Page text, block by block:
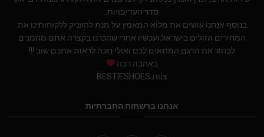
סדר העדיפויות.
בנוסף אנחנו עושים את מלוא המאמץ על מנת להעניק ללקוחותינו את
המחירים הזולים בישראל.ועכשיו אחרי שהכרנו בקצרה אתם מוזמנים
לבחור את הדגם המתאים לכם ואולי נזכה לראות אתכם שוב !!!
באהבה רבה
צוות BESTIESHOES
אנחנו ברשתות החברתיות